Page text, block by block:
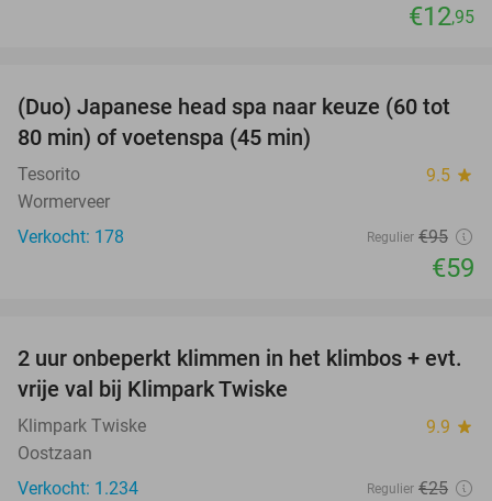
€12,95
38%
(Duo) Japanese head spa naar keuze (60 tot
80 min) of voetenspa (45 min)
Tesorito 9.5 star
Wormerveer
Verkocht: 178
Regulier €95
€59
23%
2 uur onbeperkt klimmen in het klimbos + evt.
vrije val bij Klimpark Twiske
Klimpark Twiske 9.9 star
Oostzaan
Verkocht: 1.234
Regulier €25